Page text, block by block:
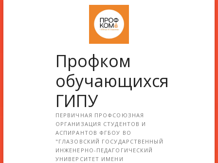
Профком
обучающихся
ГИПУ
ПЕРВИЧНАЯ ПРОФСОЮЗНАЯ
ОРГАНИЗАЦИЯ СТУДЕНТОВ И
АСПИРАНТОВ ФГБОУ ВО
"ГЛАЗОВСКИЙ ГОСУДАРСТВЕННЫЙ
ИНЖЕНЕРНО-ПЕДАГОГИЧЕСКИЙ
УНИВЕРСИТЕТ ИМЕНИ